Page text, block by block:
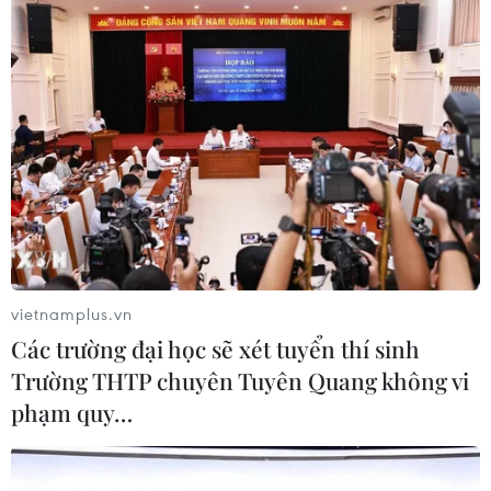
Xem thêm
CƠ QUAN CHỦ QUẢN: THÔNG TẤN XÃ VIỆT NAM
Tổng Biên tập: TRẦN TIẾN DUẨN
Phó Tổng Biên tập: NGUYỄN THỊ TÁM, KHÚC THANH
THỦY
Sở hữu trí tuệ
Quy định sử dụng
RSS
Ngôn ngữ
TTXVN
vietnamplus.vn
Các trường đại học sẽ xét tuyển thí sinh
Trường THTP chuyên Tuyên Quang không vi
phạm quy…